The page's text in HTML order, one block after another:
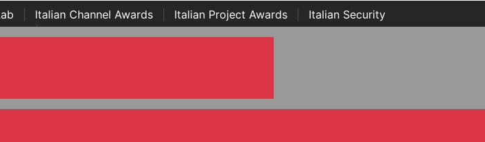
Italian Channel Awards Italian Project Awards
Italian Security
| ...